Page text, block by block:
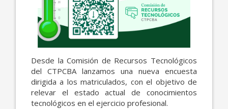
Desde la Comisión de Recursos Tecnológicos
del CTPCBA lanzamos una nueva encuesta
dirigida a los matriculados, con el objetivo de
relevar el estado actual de conocimientos
tecnológicos en el ejercicio profesional.